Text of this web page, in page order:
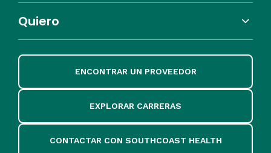
Quiero
ENCONTRAR UN PROVEEDOR
EXPLORAR CARRERAS
CONTACTAR CON SOUTHCOAST HEALTH